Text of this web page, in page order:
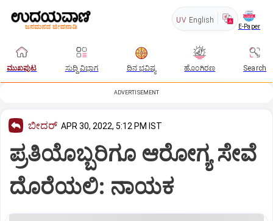
UV English
E-Paper
ಮುಖಪುಟ ಸುದ್ದಿ ವಿಭಾಗ ದಿನ ಭವಿಷ್ಯ ಹೊಂಗಿರಣ Search
ADVERTISEMENT
ಬೀದರ್ APR 30, 2022, 5:12 PM IST
ಪ್ರತಿಯೊಬ್ಬರಿಗೂ ಆರೋಗ್ಯ ಸೇವೆ
ದೊರೆಯಲಿ: ನಾಯಕ